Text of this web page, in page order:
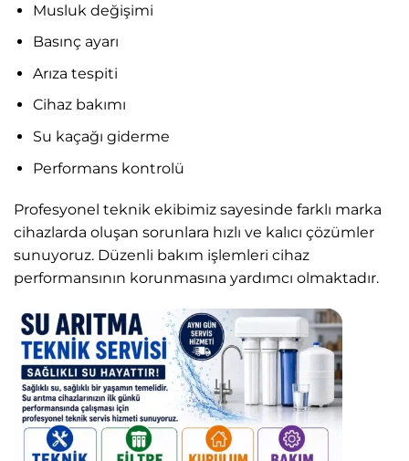
Musluk değişimi
Basınç ayarı
Arıza tespiti
Cihaz bakımı
Su kaçağı giderme
Performans kontrolü
Profesyonel teknik ekibimiz sayesinde farklı marka
cihazlarda oluşan sorunlara hızlı ve kalıcı çözümler
sunuyoruz. Düzenli bakım işlemleri cihaz
performansının korunmasına yardımcı olmaktadır.